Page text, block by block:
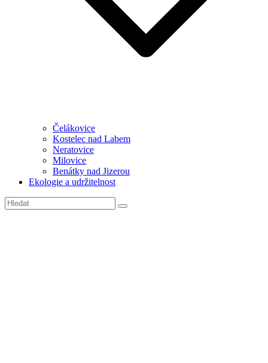
Čelákovice
Kostelec nad Labem
Neratovice
Milovice
Benátky nad Jizerou
Ekologie a udržitelnost